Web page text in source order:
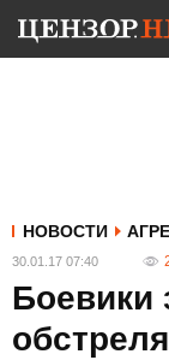
НОВОСТИ
30.01.17 07:40
Боевики